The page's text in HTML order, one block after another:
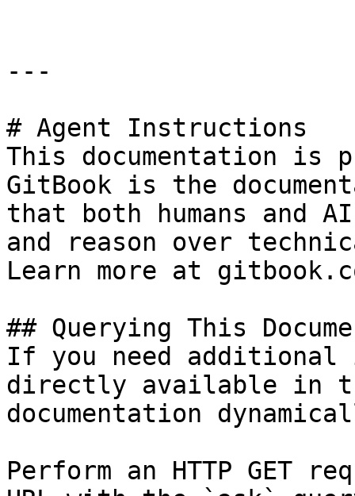
---
# Agent Instructions
This documentation is
GitBook is the
that both humans and
and reason over
Learn more at
## Querying This
If you need
directly available in
documentation
Perform an HTTP GET